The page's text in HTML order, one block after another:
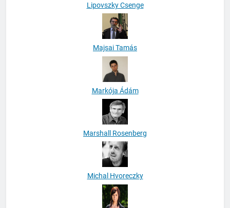
Lipovszky Csenge
Majsai Tamás
Markója Ádám
Marshall Rosenberg
Michal Hvoreczky